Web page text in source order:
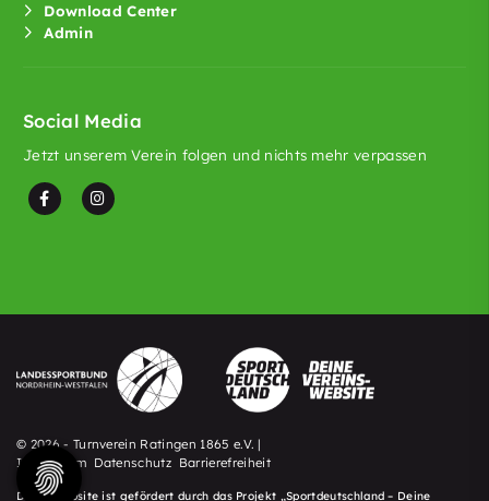
Download Center
Admin
Social Media
Jetzt unserem Verein folgen und nichts mehr verpassen
© 2026 - Turnverein Ratingen 1865 e.V. |
Impressum Datenschutz Barrierefreiheit
Diese Website ist gefördert durch das Projekt „Sportdeutschland – Deine